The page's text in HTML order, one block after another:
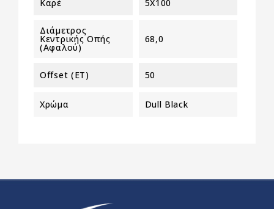
Καρέ 5X100
Διάμετρος
Κεντρικής Οπής
(αφαλού)
68,0
Offset (ET) 50
Χρώμα Dull Black